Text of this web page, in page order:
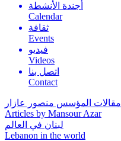
أجندة الأنشطة
Calendar
ثقافة
Events
فيديو
Videos
اتصل بنا
Contact
مقالات المؤسس منصور عازار
Articles by Mansour Azar
لبنان في العالم
Lebanon in the world